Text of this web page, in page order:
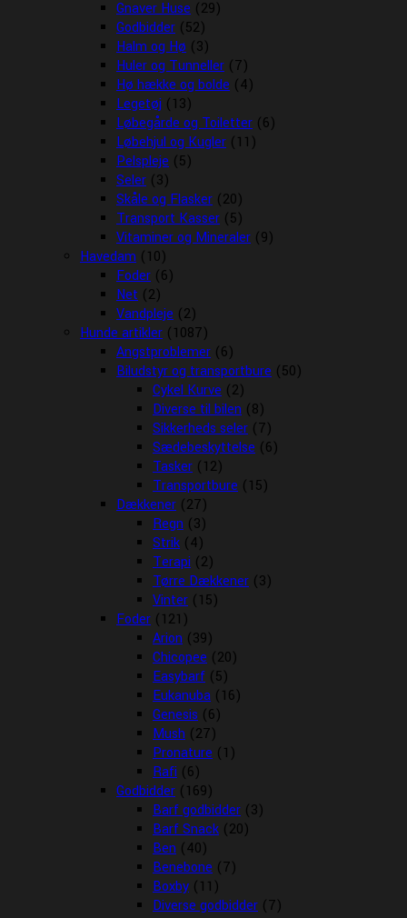
Gnaver Huse (29)
Godbidder (52)
Halm og Hø (3)
Huler og Tunneller (7)
Hø hække og bolde (4)
Legetøj (13)
Løbegårde og Toiletter (6)
Løbehjul og Kugler (11)
Pelspleje (5)
Seler (3)
Skåle og Flasker (20)
Transport Kasser (5)
Vitaminer og Mineraler (9)
Havedam (10)
Foder (6)
Net (2)
Vandpleje (2)
Hunde artikler (1087)
Angstproblemer (6)
Biludstyr og transportbure (50)
Cykel Kurve (2)
Diverse til bilen (8)
Sikkerheds seler (7)
Sædebeskyttelse (6)
Tasker (12)
Transportbure (15)
Dækkener (27)
Regn (3)
Strik (4)
Terapi (2)
Tørre Dækkener (3)
Vinter (15)
Foder (121)
Arion (39)
Chicopee (20)
Easybarf (5)
Eukanuba (16)
Genesis (6)
Mush (27)
Pronature (1)
Rafi (6)
Godbidder (169)
Barf godbidder (3)
Barf Snack (20)
Ben (40)
Benebone (7)
Boxby (11)
Diverse godbidder (7)